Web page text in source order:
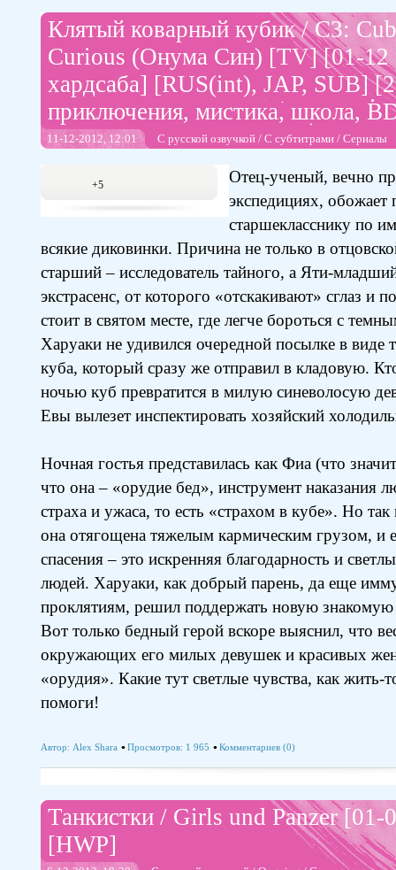
Клятый коварный кубик / C3:
Curious (Онума Син) [TV] [01-12
хардсаба] [RUS(int), JAP, SUB]
приключения, мистика, школа,
11-12-2012, 12:01 С русской озвучкой / С субтитрами / Сериалы
+5
Отец-ученый, вечно
экспедициях, обожает
старшекласснику по
всякие диковинки. Причина не только в
старший – исследователь тайного, а Яти-
экстрасенс, от которого «отскакивают» сглаз и
стоит в святом месте, где легче бороться с
Харуаки не удивился очередной посылке в виде
куба, который сразу же отправил в кладовую.
ночью куб превратится в милую синеволосую
Евы вылезет инспектировать хозяйский
Ночная гостья представилась как Фиа (что
что она – «орудие бед», инструмент наказания
страха и ужаса, то есть «страхом в кубе». Но
она отягощена тяжелым кармическим грузом, и
спасения – это искренняя благодарность и
людей. Харуаки, как добрый парень, да еще
проклятиям, решил поддержать новую знакомую
Вот только бедный герой вскоре выяснил, что
окружающих его милых девушек и красивых
«орудия». Какие тут светлые чувства, как жить-
помоги!
Автор: Alex Shara Просмотров: 1 965 Комментариев (0)
Танкистки / Girls und Panzer
[HWP]